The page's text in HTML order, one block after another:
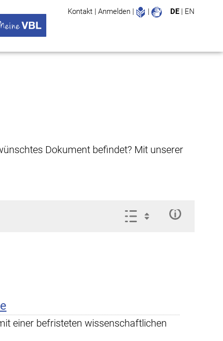
Kontakt | Anmelden | Leichte Sprache
| DE | EN
Dokument befindet? Mit unserer
einer befristeten wissenschaftlichen